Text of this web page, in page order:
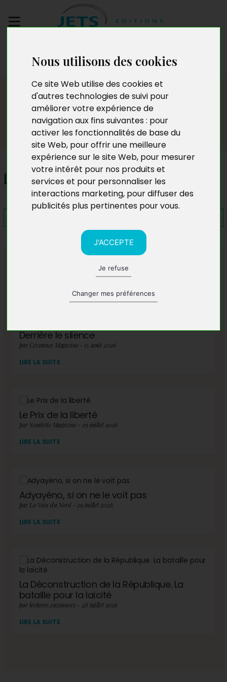
Nous utilisons des cookies
Ce site Web utilise des cookies et
d'autres technologies de suivi pour
améliorer votre expérience de
navigation aux fins suivantes : pour
activer les fonctionnalités de base du
site Web, pour offrir une meilleure
expérience sur le site Web, pour mesurer
votre intérêt pour nos produits et
services et pour personnaliser les
interactions marketing, pour diffuser des
publicités plus pertinentes pour vous.
J'ACCEPTE
Je refuse
Changer mes préférences
manuscrit
Presse
Le Marcheur de Rêves
A lire également
Derrière le silence
par Cévennes Magazine - 15 août 2026
LIRE LA SUITE
Le Prix de la liberté
par Scarlette Magazine - 29 juillet 2026
LIRE LA SUITE
Adyayéno, si on ne le voit pas
par La Voix du Nord - 29 juillet 2026
LIRE LA SUITE
La Déconstruction de la République. La
bataille pour la laïcité
par lectures.suzannees - 28 juillet 2026
LIRE LA SUITE